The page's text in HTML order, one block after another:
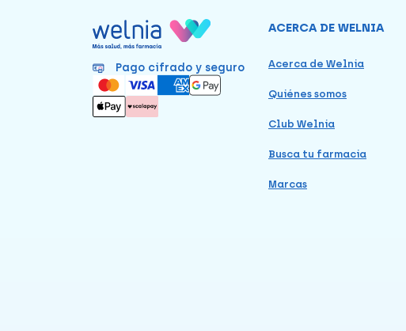
Pago cifrado y seguro
ACERCA DE WELNIA
Acerca de Welnia
Quiénes somos
Club Welnia
Busca tu farmacia
Marcas